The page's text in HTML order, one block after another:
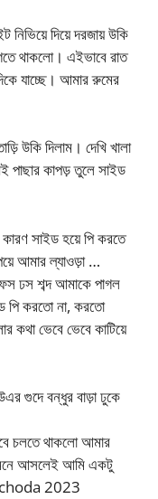
দিয়ে দরজায় উকি
থাকলো। এইভাবে রাত
যাচ্ছে। আমার রুমের
উকি দিলাম। দেখি খালা
পাছার কাপড় তুলে সাইড
কারণ সাইড হয়ে পি করতে
আমার ল্যাওড়া …
ঢস শব্দ আমাকে পাগল
পি করতো না, করতো
কথা ভেবে ভেবে কাটিয়ে
গুদে বন্ধুর বাড়া ঢুকে
চলতে থাকলো আমার
আসলেই আমি একটু
choda 2023